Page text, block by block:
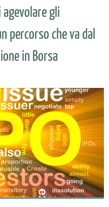
gli
percorso che va dal
in Borsa